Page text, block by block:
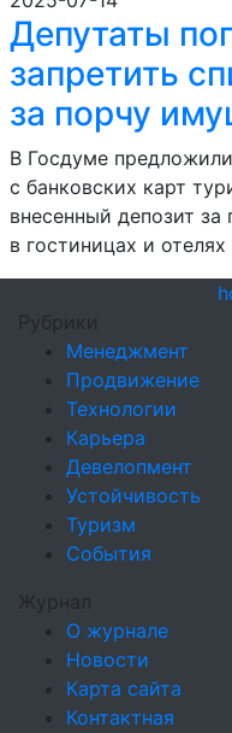
Депутаты
запретить
за порчу
В Госдуме
с банковских карт
внесенный депозит
в гостиницах и
Рубрики
Менеджмент
Продвижение
Технологии
Карьера
Девелопмент
Устойчивость
Туризм
События
Журнал
О журнале
Новости
Карта сайта
Контактная